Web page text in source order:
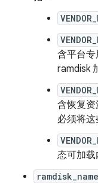
含平台
ramdisk
含恢复
必须将这
态可加载
ramdisk_name